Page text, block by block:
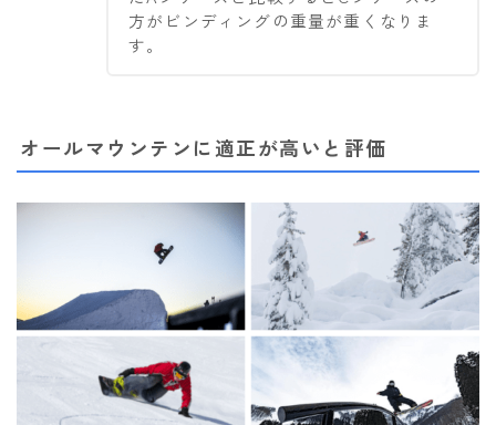
方がビンディングの重量が重くなりま
す。
オールマウンテンに適正が高いと評価